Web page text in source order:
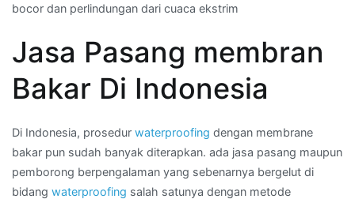
–
Kami
pasang
bakar
di
Daerah
GROGOL
bocor dan perlindungan dari cuaca ekstrim
Jasa Pasang membran
Bakar Di Indonesia
Di Indonesia, prosedur waterproofing dengan membrane
bakar pun sudah banyak diterapkan. ada jasa pasang maupun
pemborong berpengalaman yang sebenarnya bergelut di
bidang waterproofing salah satunya dengan metode